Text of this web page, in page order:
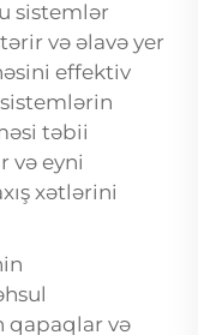
sistemlər
və əlavə yer
effektiv
təbii
və eyni
xətlərini
qapaqlar və